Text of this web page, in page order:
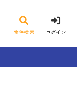
物件検索 ログイン